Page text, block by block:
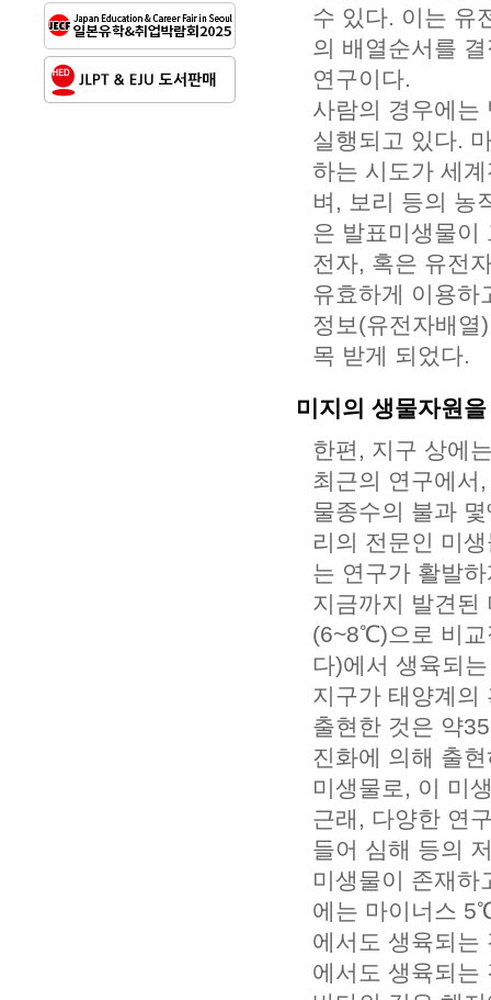
수 있다. 이는 유
의 배열순서를
연구이다.
사람의 경우에는
실행되고 있다.
하는 시도가 세
벼, 보리 등의 농
은 발표미생물이
전자, 혹은 유전
유효하게 이용하
정보(유전자배열
목 받게 되었다.
미지의 생물자원
한편, 지구 상에
최근의 연구에서
물종수의 불과
리의 전문인 미
는 연구가 활발
지금까지 발견
(6~8℃)으로 비교
다)에서 생육되
지구가 태양계의
출현한 것은 약
진화에 의해 출
미생물로, 이 미
근래, 다양한 연
들어 심해 등의
미생물이 존재하
에는 마이너스
에서도 생육되는
에서도 생육되는